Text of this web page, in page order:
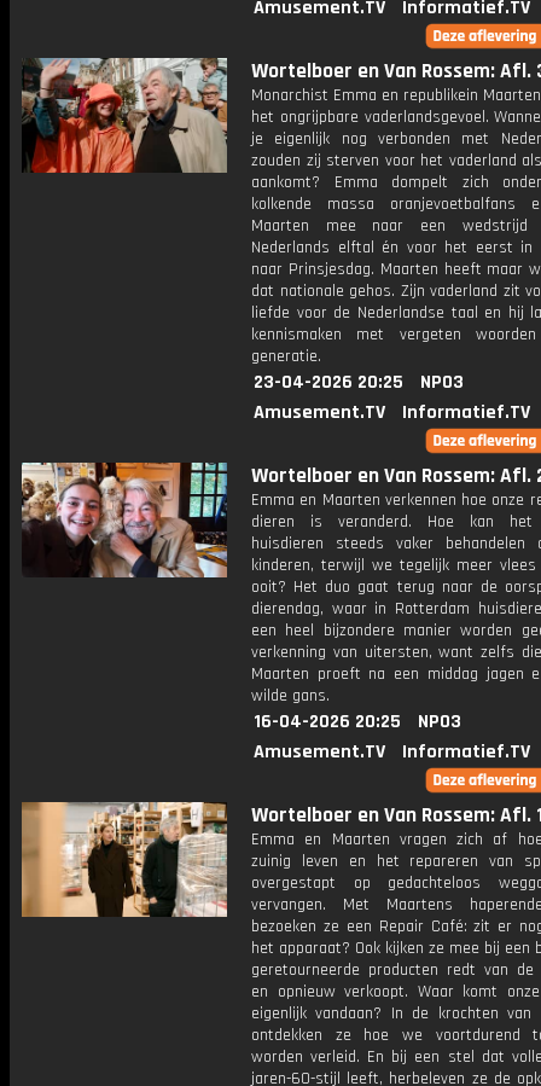
Amusement.TV
Informatief.TV
Wortelboer en Van Rossem: Afl.
Monarchist Emma en republikein
het ongrijpbare vaderlandsgevoel.
je eigenlijk nog verbonden met
zouden zij sterven voor het vaderland
aankomt? Emma dompelt zich
kolkende massa oranjevoetbalfans
Maarten mee naar een
Nederlands elftal én voor het eerst in
naar Prinsjesdag. Maarten heeft maar
dat nationale gehos. Zijn vaderland zit
liefde voor de Nederlandse taal en hij
kennismaken met vergeten
generatie.
23-04-2026 20:25
NPO3
Amusement.TV
Informatief.TV
Wortelboer en Van Rossem: Afl.
Emma en Maarten verkennen hoe onze
dieren is veranderd. Hoe kan
huisdieren steeds vaker behandelen
kinderen, terwijl we tegelijk meer
ooit? Het duo gaat terug naar de
dierendag, waar in Rotterdam
een heel bijzondere manier worden
verkenning van uitersten, want zelfs
Maarten proeft na een middag jagen
wilde gans.
16-04-2026 20:25
NPO3
Amusement.TV
Informatief.TV
Wortelboer en Van Rossem: Afl.
Emma en Maarten vragen zich af
zuinig leven en het repareren van
overgestapt op gedachteloos
vervangen. Met Maartens
bezoeken ze een Repair Café: zit er
het apparaat? Ook kijken ze mee bij een
geretourneerde producten redt van de
en opnieuw verkoopt. Waar komt
eigenlijk vandaan? In de krochten
ontdekken ze hoe we voortdurend
worden verleid. En bij een stel dat
jaren-60-stijl leeft, herbeleven ze de